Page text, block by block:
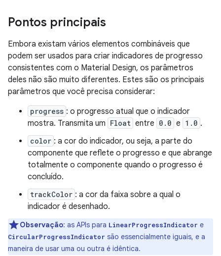
Pontos principais
Embora existam vários elementos combináveis que
podem ser usados para criar indicadores de progresso
consistentes com o Material Design, os parâmetros
deles não são muito diferentes. Estes são os principais
parâmetros que você precisa considerar:
progress : o progresso atual que o indicador
mostra. Transmita um Float entre 0.0 e 1.0 .
color : a cor do indicador, ou seja, a parte do
componente que reflete o progresso e que abrange
totalmente o componente quando o progresso é
concluído.
trackColor : a cor da faixa sobre a qual o
indicador é desenhado.
Observação: as APIs para LinearProgressIndicator e
CircularProgressIndicator são essencialmente iguais, e a
maneira de usar uma ou outra é idêntica.